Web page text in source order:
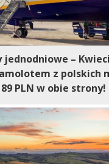
–
z polskich
89 PLN w obie strony!